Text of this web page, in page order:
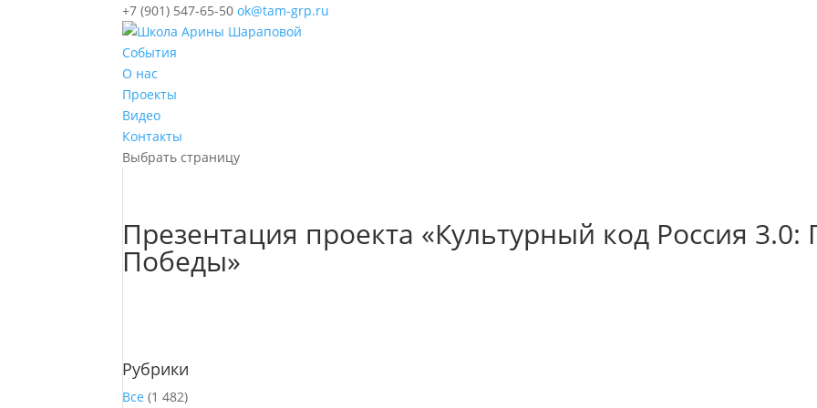
+7 (901) 547-65-50 ok@tam-grp.ru
События
О нас
Проекты
Видео
Контакты
Выбрать страницу
Презентация проекта «Культурный код Россия 3.0:
Победы»
Рубрики
Все (1 482)